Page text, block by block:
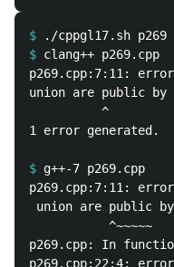
$
$
p269.cpp:7:11:
union are public by
          ^
1 error generated.
$
p269.cpp:7:11:
union are public
           ^~~~~~
p269.cpp: In